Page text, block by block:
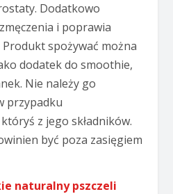
Dodatkowo
i poprawia
spożywać można
dodatek do smoothie,
Nie należy go
przypadku
z jego składników.
być poza zasięgiem
naturalny pszczeli